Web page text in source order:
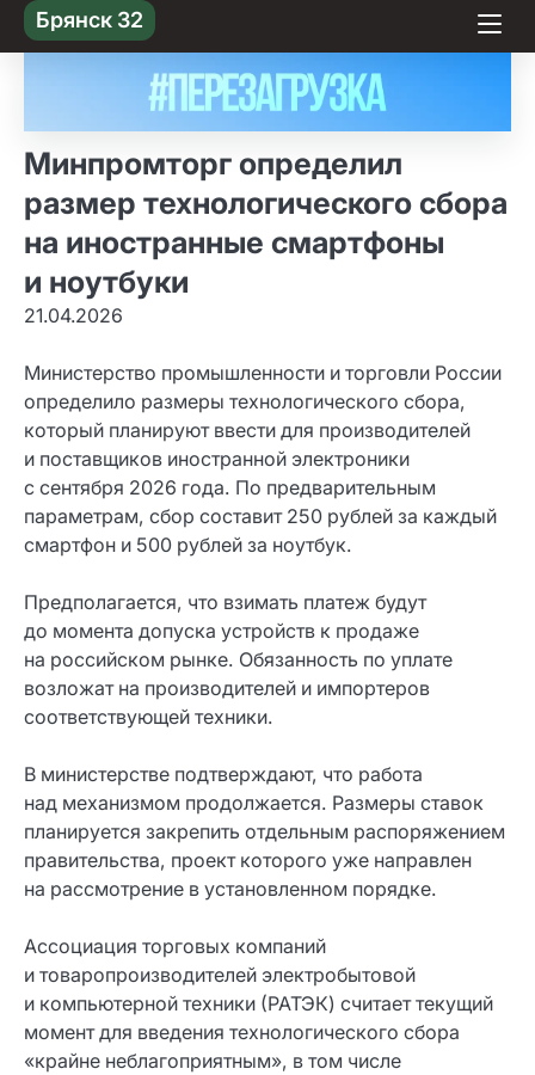
Skip
to content
Брянск 32
Минпромторг определил
размер технологического сбора
на иностранные смартфоны
и ноутбуки
21.04.2026
Министерство промышленности и торговли России
определило размеры технологического сбора,
который планируют ввести для производителей
и поставщиков иностранной электроники
с сентября 2026 года. По предварительным
параметрам, сбор составит 250 рублей за каждый
смартфон и 500 рублей за ноутбук.
Предполагается, что взимать платеж будут
до момента допуска устройств к продаже
на российском рынке. Обязанность по уплате
возложат на производителей и импортеров
соответствующей техники.
В министерстве подтверждают, что работа
над механизмом продолжается. Размеры ставок
планируется закрепить отдельным распоряжением
правительства, проект которого уже направлен
на рассмотрение в установленном порядке.
Ассоциация торговых компаний
и товаропроизводителей электробытовой
и компьютерной техники (РАТЭК) считает текущий
момент для введения технологического сбора
«крайне неблагоприятным», в том числе